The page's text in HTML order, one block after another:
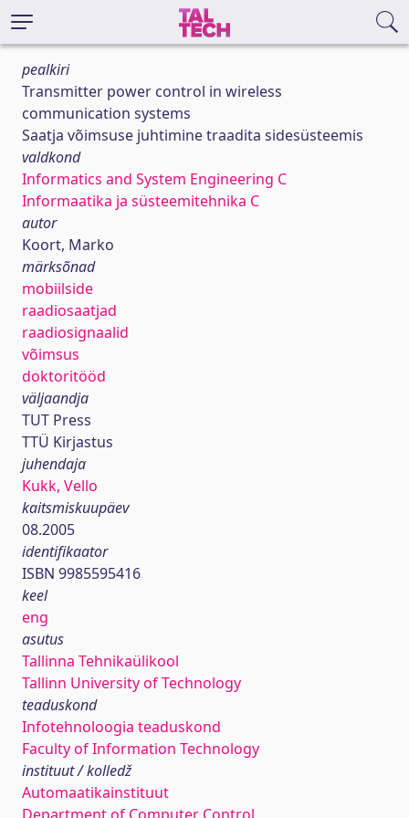
pealkiri
Transmitter power control in wireless
communication systems
Saatja võimsuse juhtimine traadita sidesüsteemis
valdkond
Informatics and System Engineering C
Informaatika ja süsteemitehnika C
autor
Koort, Marko
märksõnad
mobiilside
raadiosaatjad
raadiosignaalid
võimsus
doktoritööd
väljaandja
TUT Press
TTÜ Kirjastus
juhendaja
Kukk, Vello
kaitsmiskuupäev
08.2005
identifikaator
ISBN 9985595416
keel
eng
asutus
Tallinna Tehnikaülikool
Tallinn University of Technology
teaduskond
Infotehnoloogia teaduskond
Faculty of Information Technology
instituut / kolledž
Automaatikainstituut